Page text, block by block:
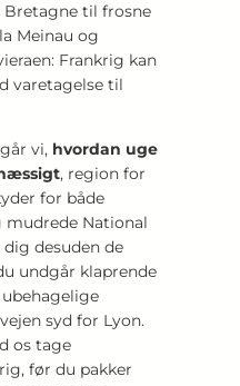
til frosne
Meinau og
Frankrig kan
varetagelse til
vi, hvordan uge
, region for
for både
mudrede National
desuden de
undgår klaprende
syd for Lyon.
os tage
før du pakker